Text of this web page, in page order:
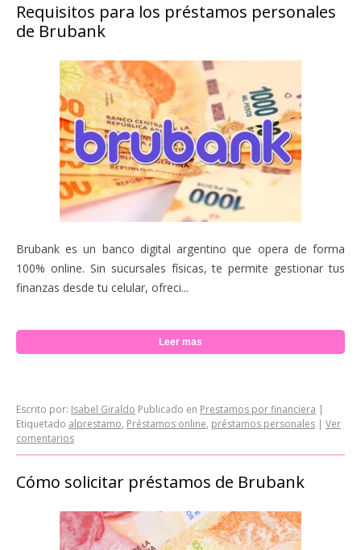
Requisitos para los préstamos personales
de Brubank
Brubank es un banco digital argentino que opera de forma
100% online. Sin sucursales físicas, te permite gestionar tus
finanzas desde tu celular, ofreci...
Leer mas
Escrito por: Isabel Giraldo Publicado en Prestamos por financiera |
Etiquetado alprestamo, Préstamos online, préstamos personales | Ver
comentarios
Cómo solicitar préstamos de Brubank